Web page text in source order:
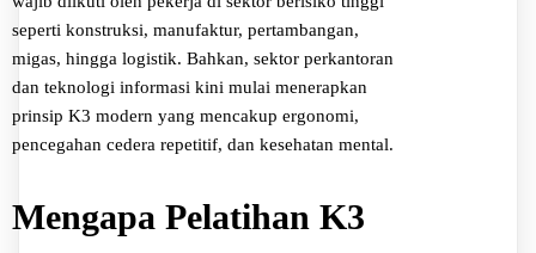
seperti konstruksi, manufaktur, pertambangan,
migas, hingga logistik. Bahkan, sektor perkantoran
dan teknologi informasi kini mulai menerapkan
prinsip K3 modern yang mencakup ergonomi,
pencegahan cedera repetitif, dan kesehatan mental.
Mengapa Pelatihan K3